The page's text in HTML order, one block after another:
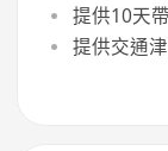
提供10天
提供交通